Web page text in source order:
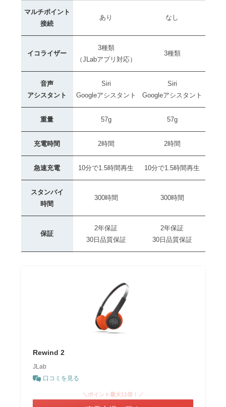
マルチポイント
接続
あり なし
イコライザー
3種類
（JLabアプリ対応）
3種類
音声
アシスタント
Siri
Googleアシスタント
Siri
Googleアシスタント
重量 57g 57g
充電時間 2時間 2時間
急速充電 10分で1.5時間再生 10分で1.5時間再生
スタンバイ
時間
300時間 300時間
保証
2年保証
30日品質保証
2年保証
30日品質保証
Rewind 2
JLab
口コミを見る
＼ポイント最大11倍！／